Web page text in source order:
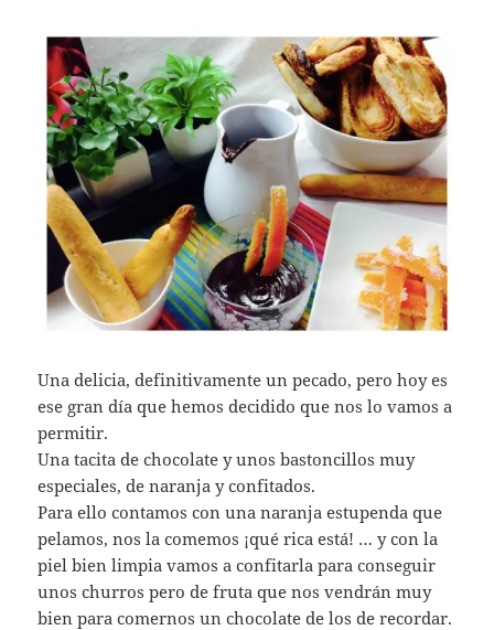
Una delicia, definitivamente un pecado, pero hoy es
ese gran día que hemos decidido que nos lo vamos a
permitir.
Una tacita de chocolate y unos bastoncillos muy
especiales, de naranja y confitados.
Para ello contamos con una naranja estupenda que
pelamos, nos la comemos ¡qué rica está! … y con la
piel bien limpia vamos a confitarla para conseguir
unos churros pero de fruta que nos vendrán muy
bien para comernos un chocolate de los de recordar.